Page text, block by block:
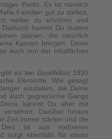
Punkt. Es ist nämlich
Familien gut zu stellen,
weiter zu erhöhen und
kannst Du zudem
planen, die natürlich
Kassen bringen. Deine
auch von der inhaltlichen
es bei Goodfellas 1930
Elemente. Wie gesagt
einstellen, die Deine
auch gegnerische Gangs
kannst Du aber mit
versehen. Darüber hinaus
Zeit immer stärker und die
ist aus mehreren
sorgt ebenfalls für etwas